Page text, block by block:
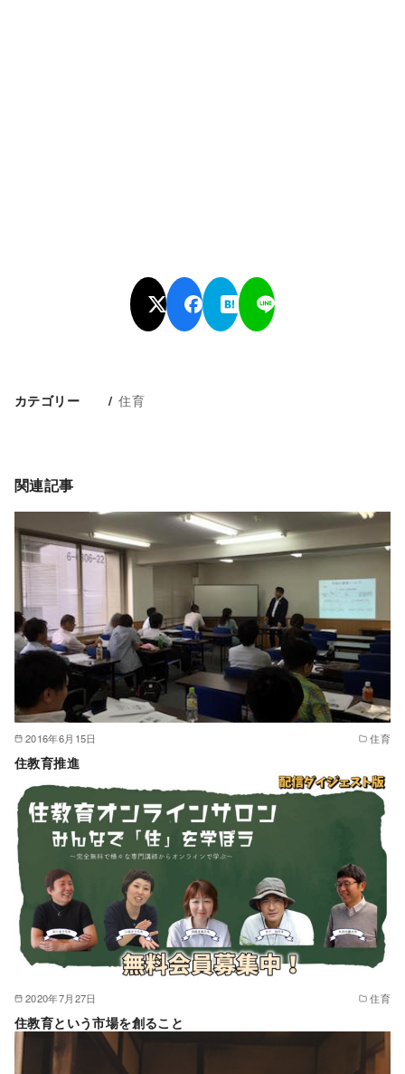
カテゴリー 住育
関連記事
2016年6月15日 住育
住教育推進
2020年7月27日 住育
住教育という市場を創ること